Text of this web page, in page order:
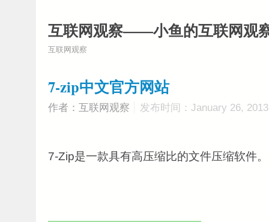
互联网观察——小鱼的互联网观
互联网观察
7-zip中文官方网站
作者：互联网观察 发布时间：January 26, 2013
7-Zip是一款具有高压缩比的文件压缩软件。